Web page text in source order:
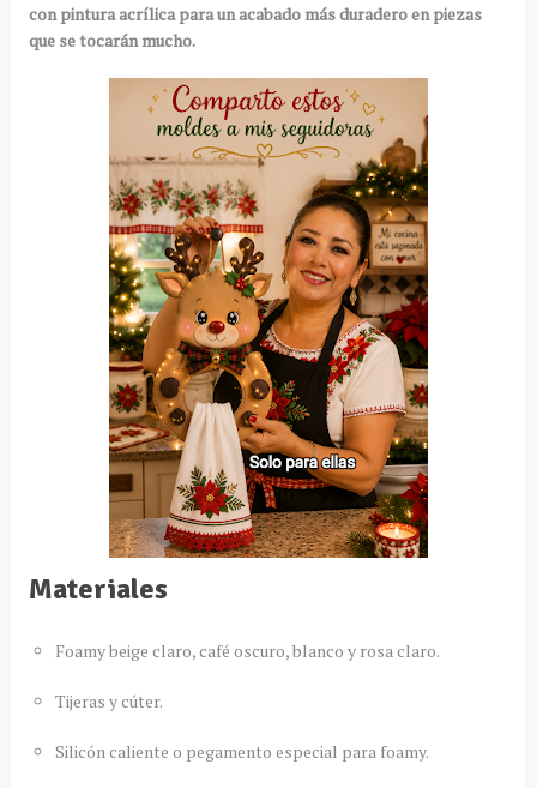
con pintura acrílica para un acabado más duradero en piezas
que se tocarán mucho.
Materiales
Foamy beige claro, café oscuro, blanco y rosa claro.
Tijeras y cúter.
Silicón caliente o pegamento especial para foamy.